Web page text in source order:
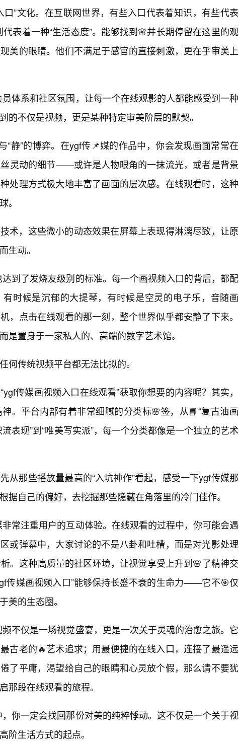
口”文化。在互联网世界，有些入口代表着知识，有些代表
表着一种“生活态度”。能够找到🌸并长期停留在这里的观
美的眼睛。他们不满足于感官的直接刺激，更在乎审美上
体系和社区氛围，让每一个在线观影的人都能感受到一种
的不仅是视频，更是某种特定审美阶层的默契。
“静”的博弈。在ygf传📌媒的作品中，你会发现画面常常在
灵动的细节——或许是人物眼角的一抹流光，或者是背景
处理方式极大地丰富了画面的层次感。在线观看时，这种
。
术，这些微小的动态效果在屏幕上表现得淋漓尽致，让原
生动。
到了发烧友级别的标准。每一个画视频入口的背后，都配
时候是沉郁的大提琴，有时候是空灵的电子乐，音随画
，点击在线观看的那一刻，整个世界似乎都安静了下来。
是置身于一家私人的、高端的数字艺术馆。
何传统视频平台都无法比拟的。
传媒画视频入口在线观看”获取你想要的内容呢？其实，
。平台内部有着非常细腻的分类标🌸签，从📘“复古油画
流表现”到“唯美写实派”，每一个分类都像是一个独立的艺术
从那些播放量最高的“入坑神作”看起，感受一下ygf传媒那
据自己的偏好，去挖掘那些隐藏在角落里的冷门佳作。
常注重用户的互动体验。在线观看的过程中，你可能会遇
或弹幕中，大家讨论的不是八卦和吐槽，而是对光影处理
。这种高质量的社区环境，让视觉享受上升到🌸了精神交
传媒画视频入口”能够保持长盛不衰的生命力——它不🎯仅
美的生态圈。
不仅是一场视觉盛宴，更是一次关于灵魂的治愈之旅。它
古老的🔥艺术追求；用最便捷的在线入口，连接了最遥远
了平庸，渴望给自己的眼睛和心灵放个假，那么请不要犹
那段在线观看的旅程。
你一定会找回那份对美的纯粹悸动。这不仅是一个关于视
阶生活方式的起点。